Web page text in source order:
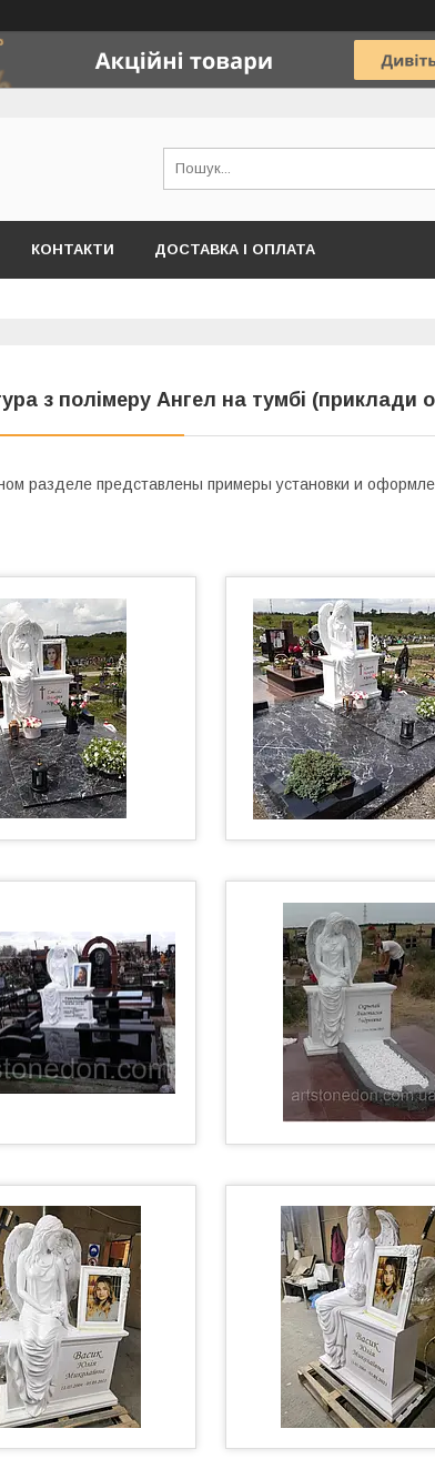
КОНТАКТИ ДОСТАВКА І ОПЛАТА
з полімеру Ангел на тумбі
разделе представлены примеры установки и